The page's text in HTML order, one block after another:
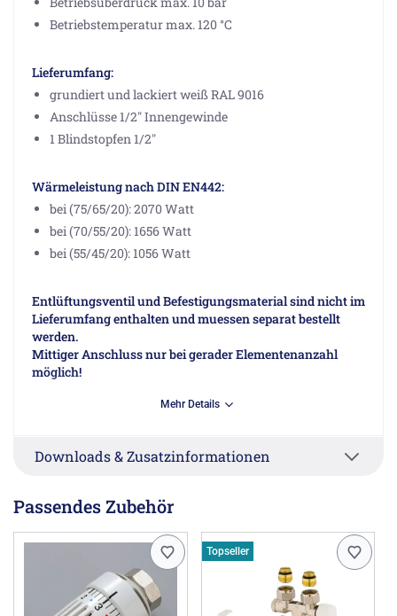
Betriebstemperatur max. 120 °C
Lieferumfang:
grundiert und lackiert weiß RAL 9016
Anschlüsse 1/2" Innengewinde
1 Blindstopfen 1/2"
Wärmeleistung nach DIN EN442:
bei (75/65/20): 2070 Watt
bei (70/55/20): 1656 Watt
bei (55/45/20): 1056 Watt
Entlüftungsventil und Befestigungsmaterial sind nicht im
Lieferumfang enthalten und muessen separat bestellt
werden.
Mittiger Anschluss nur bei gerader Elementenanzahl
möglich!
77933 Lahr DE, info@zehnder-systems.de
Mehr Details
Downloads & Zusatzinformationen
Passendes Zubehör
Topseller